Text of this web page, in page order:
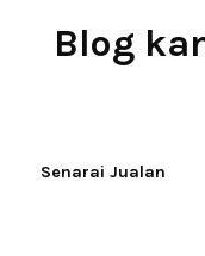
Blog
Senarai Jualan